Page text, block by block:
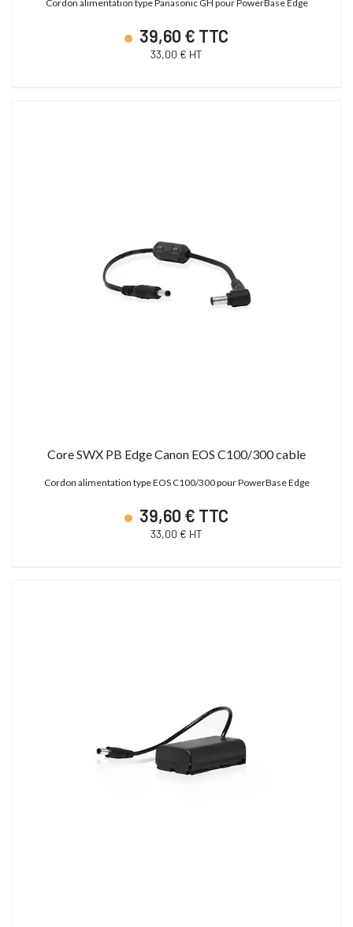
Cordon alimentation type Panasonic GH pour PowerBase Edge
39,60 € TTC
33,00 € HT
Core SWX PB Edge Canon EOS C100/300 cable
Cordon alimentation type EOS C100/300 pour PowerBase Edge
39,60 € TTC
33,00 € HT